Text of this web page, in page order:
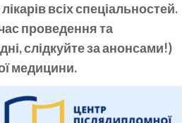
всіх спеціальностей.
проведення та
слідкуйте за анонсами!)
медицини.